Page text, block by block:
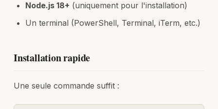
Node.js 18+ (uniquement pour l'installation)
Un terminal (PowerShell, Terminal, iTerm, etc.)
Installation rapide
Une seule commande suffit :